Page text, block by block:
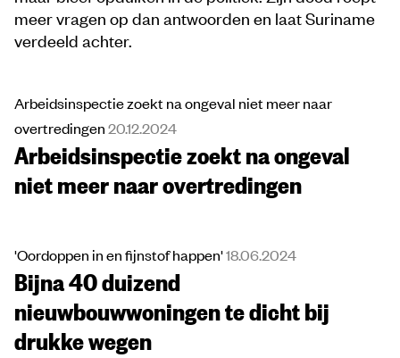
meer vragen op dan antwoorden en laat Suriname
verdeeld achter.
Arbeidsinspectie zoekt na ongeval niet meer naar
overtredingen20.12.2024
Arbeidsinspectie zoekt na ongeval
niet meer naar overtredingen
'Oordoppen in en fijnstof happen'18.06.2024
Bijna 40 duizend
nieuwbouwwoningen te dicht bij
drukke wegen